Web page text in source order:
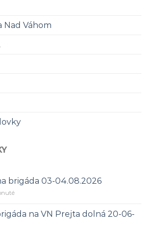
Nad Váhom
brigáda 03-04.08.2026
na
brigáda
03-
na VN Prejta dolná 20-06-